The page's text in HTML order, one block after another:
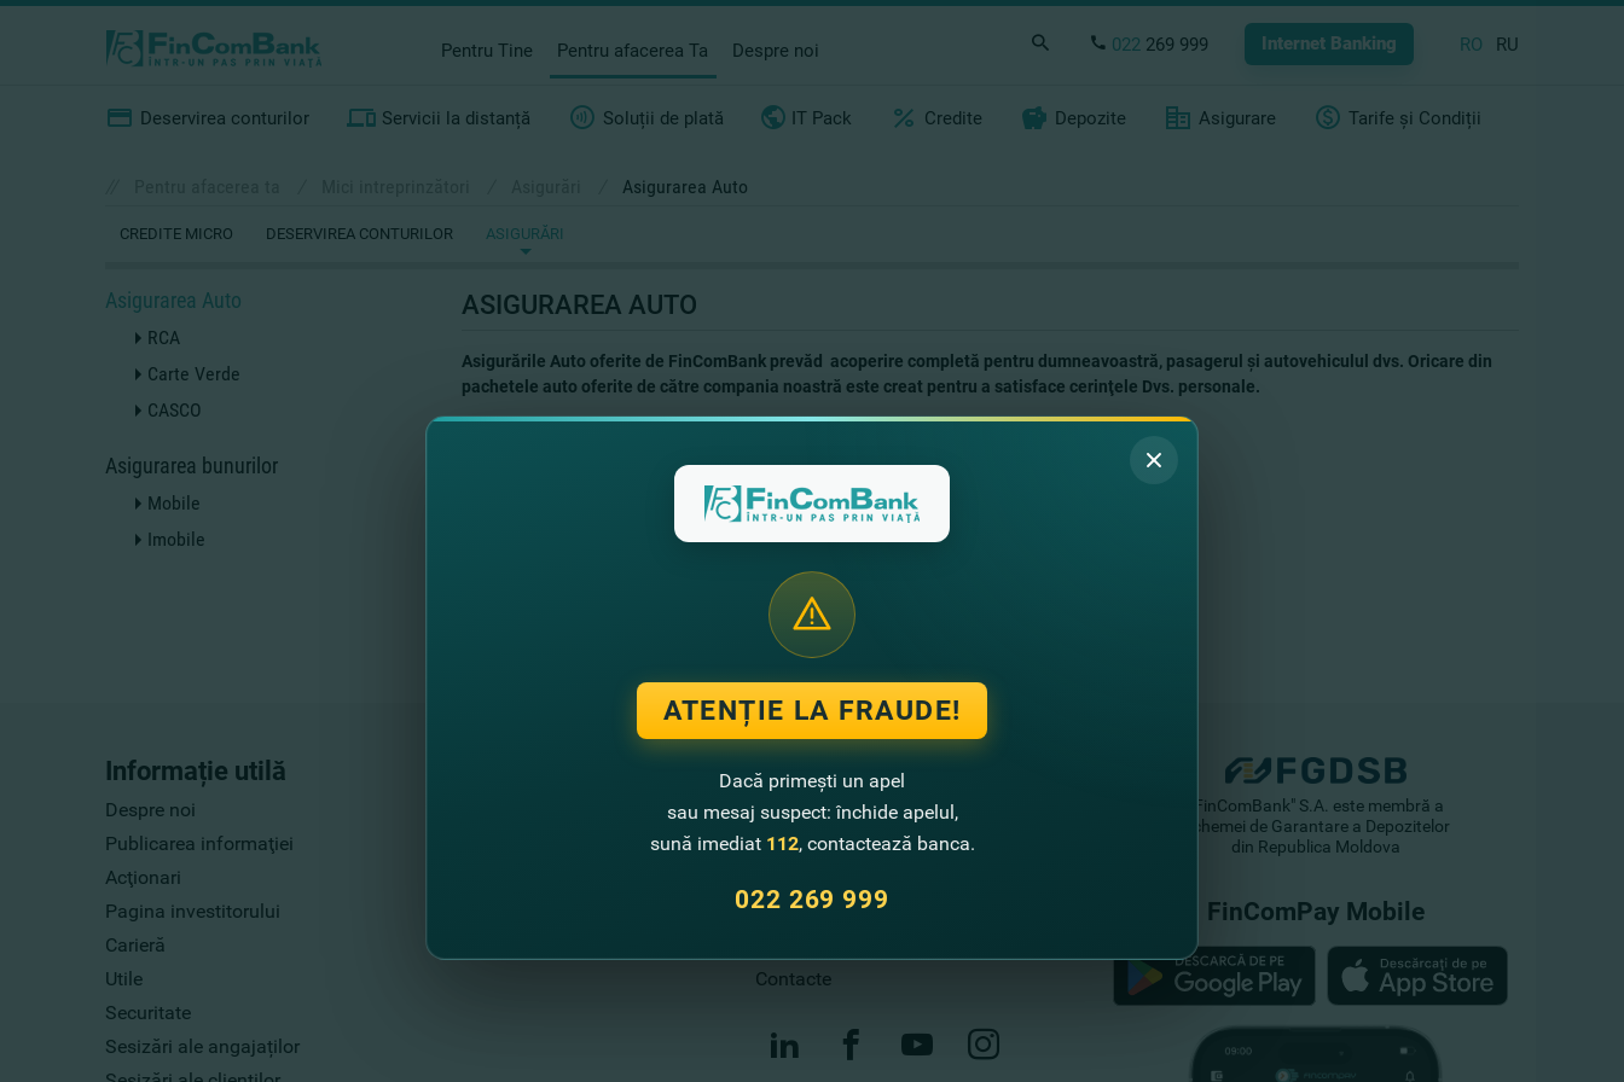
Pentru Tine Pentru afacerea Ta Despre noi 022 269 999 Internet Banking RO RU
Deservirea conturilor Servicii la distanță Soluții de plată IT Pack Credite Depozite Asigurare Tarife și Condiții
Asigurarea Auto
CREDITE MICRO DESERVIREA CONTURILOR ASIGURĂRI
Asigurarea Auto
RCA
Carte Verde
CASCO
Asigurarea bunurilor
Mobile
Imobile
ASIGURAREA AUTO
Asigurările Auto oferite de FinComBank prevăd acoperire completă pentru dumneavoastră, pasagerul şi autovehiculul dvs. Oricare din
pachetele auto oferite de către compania noastră este creat pentru a satisface cerinţele Dvs. personale.
Informație utilă
Despre noi
Publicarea informaţiei
Acţionari
Pagina investitorului
Carieră
Utile
Securitate
Sesizări ale angajaților
Contactează-ne
Call center
022 269 999
Contacte
"FinComBank" S.A. este membră a
Schemei de Garantare a Depozitelor
din Republica Moldova
FinComPay Mobile
ATENȚIE LA FRAUDE!
Dacă primești un apel
sau mesaj suspect: închide apelul,
sună imediat 112, contactează banca.
022 269 999